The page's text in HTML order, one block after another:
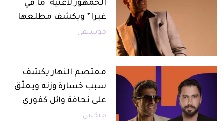
الجمهور لأغنية "ما في
غيرا” ويكشف مطلعها
موسيقى
معتصم النهار يكشف
سبب خسارة وزنه ويعلّق
على نحافة وائل كفوري
ميكس